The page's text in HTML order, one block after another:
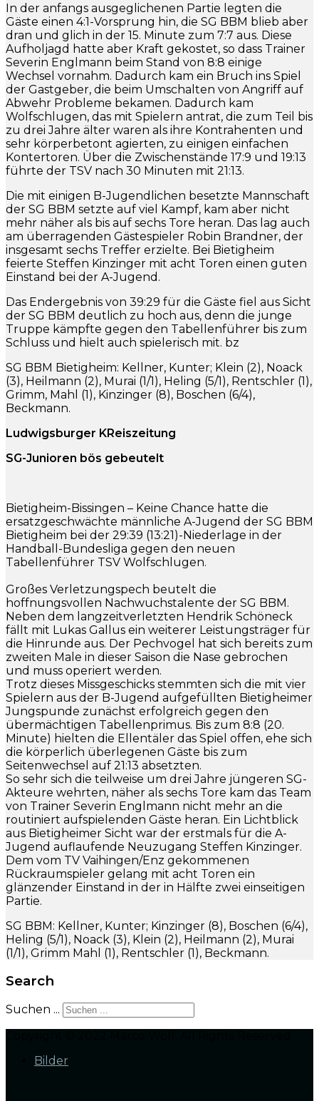
In der anfangs ausgeglichenen Partie legten die
Gäste einen 4:1-Vorsprung hin, die SG BBM blieb aber
dran und glich in der 15. Minute zum 7:7 aus. Diese
Aufholjagd hatte aber Kraft gekostet, so dass Trainer
Severin Englmann beim Stand von 8:8 einige
Wechsel vornahm. Dadurch kam ein Bruch ins Spiel
der Gastgeber, die beim Umschalten von Angriff auf
Abwehr Probleme bekamen. Dadurch kam
Wolfschlugen, das mit Spielern antrat, die zum Teil bis
zu drei Jahre älter waren als ihre Kontrahenten und
sehr körperbetont agierten, zu einigen einfachen
Kontertoren. Über die Zwischenstände 17:9 und 19:13
führte der TSV nach 30 Minuten mit 21:13.
Die mit einigen B-Jugendlichen besetzte Mannschaft
der SG BBM setzte auf viel Kampf, kam aber nicht
mehr näher als bis auf sechs Tore heran. Das lag auch
am überragenden Gästespieler Robin Brandner, der
insgesamt sechs Treffer erzielte. Bei Bietigheim
feierte Steffen Kinzinger mit acht Toren einen guten
Einstand bei der A-Jugend.
Das Endergebnis von 39:29 für die Gäste fiel aus Sicht
der SG BBM deutlich zu hoch aus, denn die junge
Truppe kämpfte gegen den Tabellenführer bis zum
Schluss und hielt auch spielerisch mit. bz
SG BBM Bietigheim: Kellner, Kunter; Klein (2), Noack
(3), Heilmann (2), Murai (1/1), Heling (5/1), Rentschler (1),
Grimm, Mahl (1), Kinzinger (8), Boschen (6/4),
Beckmann.
Ludwigsburger KReiszeitung
SG-Junioren bös gebeutelt
Bietigheim-Bissingen – Keine Chance hatte die
ersatzgeschwächte männliche A-Jugend der SG BBM
Bietigheim bei der 29:39 (13:21)-Niederlage in der
Handball-Bundesliga gegen den neuen
Tabellenführer TSV Wolfschlugen.
Großes Verletzungspech beutelt die
hoffnungsvollen Nachwuchstalente der SG BBM.
Neben dem langzeitverletzten Hendrik Schöneck
fällt mit Lukas Gallus ein weiterer Leistungsträger für
die Hinrunde aus. Der Pechvogel hat sich bereits zum
zweiten Male in dieser Saison die Nase gebrochen
und muss operiert werden.
Trotz dieses Missgeschicks stemmten sich die mit vier
Spielern aus der B-Jugend aufgefüllten Bietigheimer
Jungspunde zunächst erfolgreich gegen den
übermächtigen Tabellenprimus. Bis zum 8:8 (20.
Minute) hielten die Ellentäler das Spiel offen, ehe sich
die körperlich überlegenen Gäste bis zum
Seitenwechsel auf 21:13 absetzten.
So sehr sich die teilweise um drei Jahre jüngeren SG-
Akteure wehrten, näher als sechs Tore kam das Team
von Trainer Severin Englmann nicht mehr an die
routiniert aufspielenden Gäste heran. Ein Lichtblick
aus Bietigheimer Sicht war der erstmals für die A-
Jugend auflaufende Neuzugang Steffen Kinzinger.
Dem vom TV Vaihingen/Enz gekommenen
Rückraumspieler gelang mit acht Toren ein
glänzender Einstand in der in Hälfte zwei einseitigen
Partie.
SG BBM: Kellner, Kunter; Kinzinger (8), Boschen (6/4),
Heling (5/1), Noack (3), Klein (2), Heilmann (2), Murai
(1/1), Grimm Mahl (1), Rentschler (1), Beckmann.
Search
Suchen ...
Bilder